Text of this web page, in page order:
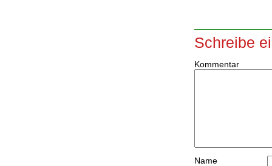
Schreibe
Kommentar
Name